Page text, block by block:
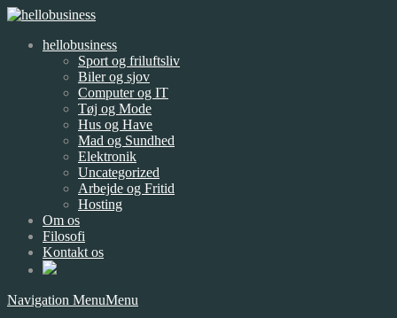
hellobusiness
Sport og friluftsliv
Biler og sjov
Computer og IT
Tøj og Mode
Hus og Have
Mad og Sundhed
Elektronik
Uncategorized
Arbejde og Fritid
Hosting
Om os
Filosofi
Kontakt os
Navigation MenuMenu